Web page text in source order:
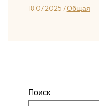
18.07.2025 /Общая
Поиск